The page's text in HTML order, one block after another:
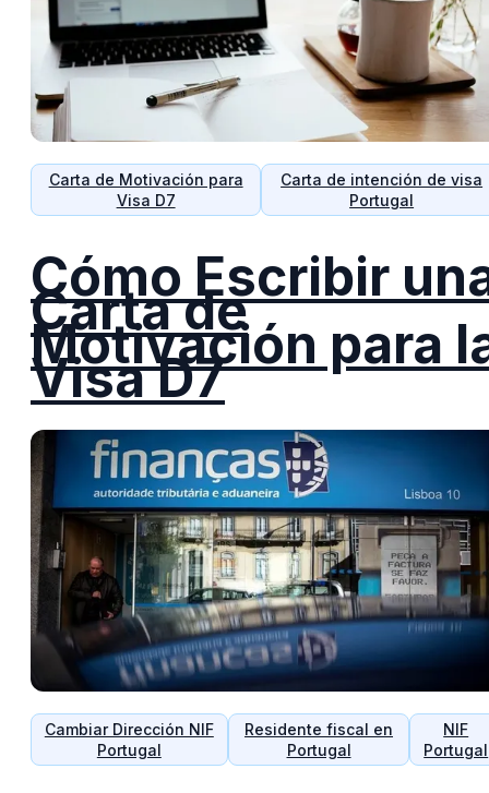
Carta de Motivación para
Visa D7
Carta de intención de visa
Portugal
Cómo Escribir
Carta de
Motivación para
Visa D7
Cambiar Dirección NIF
Portugal
Residente fiscal en
Portugal
NIF
Portugal